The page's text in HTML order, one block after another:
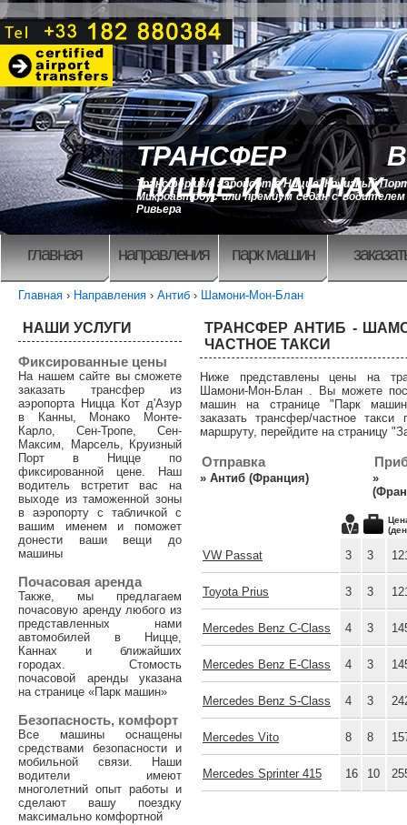
ТРАНСФЕР В
НИЦЦЕ И КАННАХ
Трансфер из/в аэропорт в Ницце, Круизный
Микроавтобус или премиум седан с
Ривьера
главная направления парк машин
Главная › Направления › Антиб › Шамони-Мон-Блан
ТРАНСФЕР АНТИБ -
ЧАСТНОЕ ТАКСИ
Ниже представлены цены на
Шамони-Мон-Блан . Вы можете
машин на странице "Парк
заказать трансфер/частное
маршруту, перейдите на страницу
Отправка
» Антиб (Франция)
VW Passat 3 3
Toyota Prius 3 3
Mercedes Benz C-Class 4 3
Mercedes Benz E-Class 4 3
Mercedes Benz S-Class 4 3
Mercedes Vito 8 8
Mercedes Sprinter 415 16 10
НАШИ УСЛУГИ
Фиксированные цены
На нашем сайте вы сможете
заказать трансфер из
аэропорта Ницца Кот д'Азур
в Канны, Монако Монте-
Карло, Сен-Тропе, Сен-
Максим, Марсель, Круизный
Порт в Ницце по
фиксированной цене. Наш
водитель встретит вас на
выходе из таможенной зоны
в аэропорту с табличкой с
вашим именем и поможет
донести ваши вещи до
машины
Почасовая аренда
Также, мы предлагаем
почасовую аренду любого из
представленных нами
автомобилей в Ницце,
Каннах и ближайших
городах. Стомость
почасовой аренды указана
на странице «Парк машин»
Безопасность, комфорт
Все машины оснащены
средствами безопасности и
мобильной связи. Наши
водители имеют
многолетний опыт работы и
сделают вашу поездку
максимально комфортной